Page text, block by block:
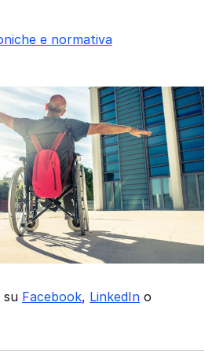
e normativa
su Facebook, LinkedIn o